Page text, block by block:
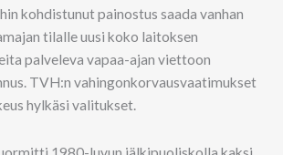
kohdistunut painostus saada vanhan
tilalle uusi koko laitoksen
palveleva vapaa-ajan viettoon
TVH:n vahingonkorvausvaatimukset
hylkäsi valitukset.